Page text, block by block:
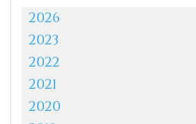
2026
2023
2022
2021
2020